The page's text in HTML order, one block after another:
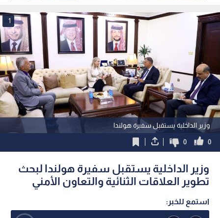
وزير الداخلية يستقبل سفيرة هولندا
1
0
0
وزير الداخلية يستقبل سفيرة هولندا لبحث
تطوير العلاقات الثنائية والتعاون الأمني
استمع للخبر: